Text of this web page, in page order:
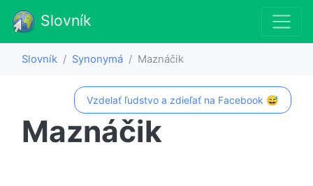
Slovník
Slovník Synonymá Maznáčik
Vzdelať ľudstvo a zdieľať na Facebook 😅
Maznáčik